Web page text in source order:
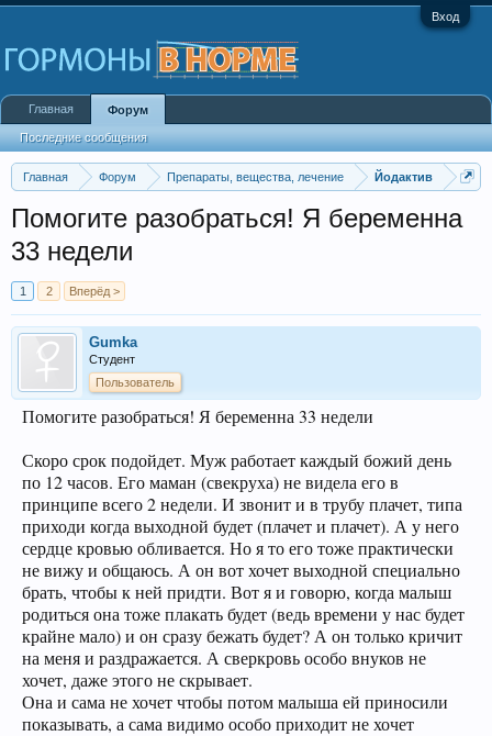
Вход
Главная Форум Препараты, вещества, лечение Йодактив
Помогите разобраться! Я беременна
33 недели
1 2 Вперёд >
Gumka
Студент
Пользователь
Помогите разобраться! Я беременна 33 недели
Скоро срок подойдет. Муж работает каждый божий день
по 12 часов. Его маман (свекруха) не видела его в
принципе всего 2 недели. И звонит и в трубу плачет, типа
приходи когда выходной будет (плачет и плачет). А у него
сердце кровью обливается. Но я то его тоже практически
не вижу и общаюсь. А он вот хочет выходной специально
брать, чтобы к ней придти. Вот я и говорю, когда малыш
родиться она тоже плакать будет (ведь времени у нас будет
крайне мало) и он сразу бежать будет? А он только кричит
на меня и раздражается. А сверкровь особо внуков не
хочет, даже этого не скрывает.
Она и сама не хочет чтобы потом малыша ей приносили
показывать, а сама видимо особо приходит не хочет
Главная Форум
Последние сообщения